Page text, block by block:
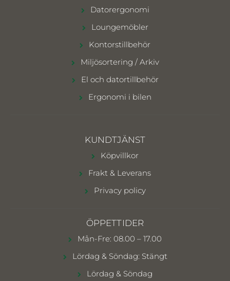
Datorergonomi
Loungemöbler
Kontorstillbehör
Miljösortering / Arkiv
El och datortillbehör
Ergonomi i bilen
KUNDTJÄNST
Köpvillkor
Frakt & Leverans
Privacy policy
ÖPPETTIDER
Mån-Fre: 08.00 – 17.00
Lördag & Söndag: Stängt
Lördag & Söndag